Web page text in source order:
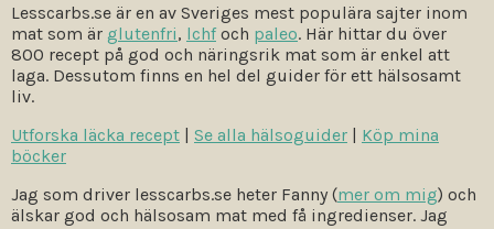
Lesscarbs.se är en av Sveriges mest populära sajter inom
mat som är glutenfri, lchfoch paleo. Här hittar du över
800 recept på god och näringsrik mat som är enkel att
laga. Dessutom finns en hel del guider för ett hälsosamt
liv.
Utforska läcka recept | Se alla hälsoguider | Köp mina
böcker
Jag som driver lesscarbs.se heter Fanny (mer om mig) och
älskar god och hälsosam mat med få ingredienser. Jag